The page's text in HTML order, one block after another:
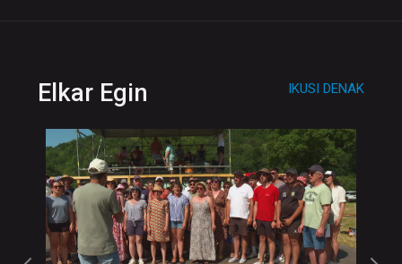
Elkar Egin IKUSI DENAK